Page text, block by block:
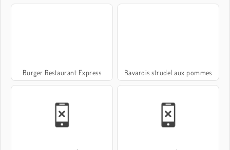
Burger Restaurant Express Bavarois strudel aux pommes